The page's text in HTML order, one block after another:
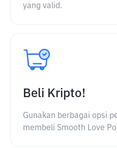
yang valid.
Beli Kripto!
Gunakan berbagai opsi
membeli Smooth Love